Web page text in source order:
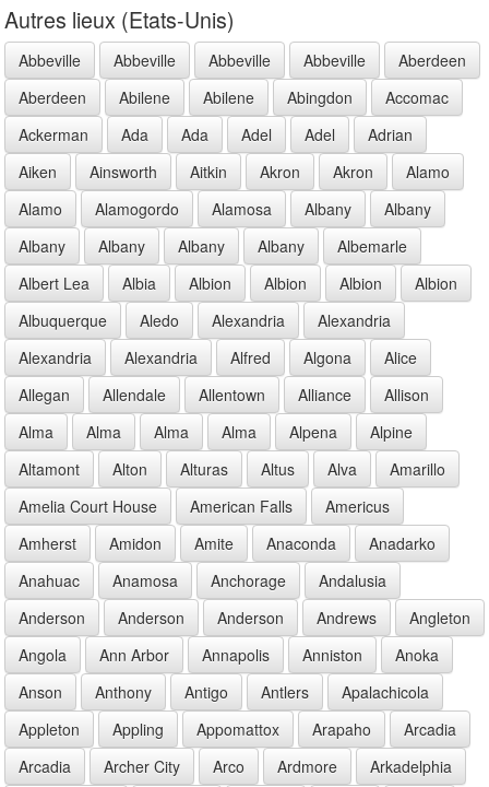
Autres lieux (Etats-Unis)
Abbeville Abbeville Abbeville Abbeville
Aberdeen
Aberdeen
Abilene Abilene Abingdon
Accomac
Ackerman
Ada Ada Adel Adel
Adrian
Aiken
Ainsworth Aitkin Akron Akron
Alamo
Alamo
Alamogordo Alamosa Albany
Albany
Albany
Albany Albany Albany
Albemarle
Albert Lea
Albia Albion Albion Albion
Albion
Albuquerque
Aledo Alexandria
Alexandria
Alexandria
Alexandria Alfred Algona
Alice
Allegan
Allendale Allentown Alliance
Allison
Alma
Alma Alma Alma Alpena
Alpine
Altamont
Alton Alturas Altus Alva
Amarillo
Amelia Court House
American Falls
Americus
Amherst
Amidon Amite Anaconda
Anadarko
Anahuac
Anamosa Anchorage
Andalusia
Anderson
Anderson Anderson Andrews
Angleton
Angola
Ann Arbor Annapolis Anniston
Anoka
Anson
Anthony Antigo Antlers
Apalachicola
Appleton
Appling Appomattox Arapaho
Arcadia
Arcadia
Archer City Arco Ardmore
Arkadelphia